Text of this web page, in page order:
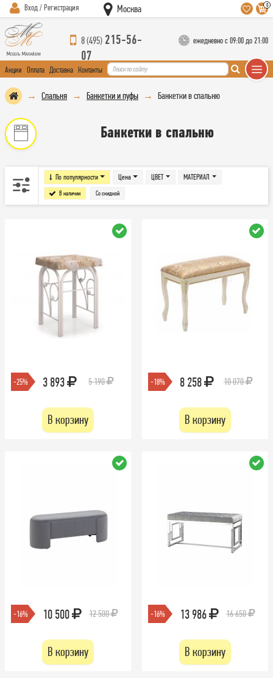
Вход / Регистрация Москва 0
8 (495) 215-56-
07
ежедневно с 09:00 до 21:00
Акции Оплата Доставка Контакты
Спальня Банкетки и пуфы Банкетки в спальню
Банкетки в спальню
По популярности Цена
В наличии Со скидкой
ЦВЕТ МАТЕРИАЛ
-25% 3 893 5 190
В корзину
-18% 8 258 10 070
В корзину
-16% 10 500 12 500
В корзину
-16% 13 986 16 650
В корзину